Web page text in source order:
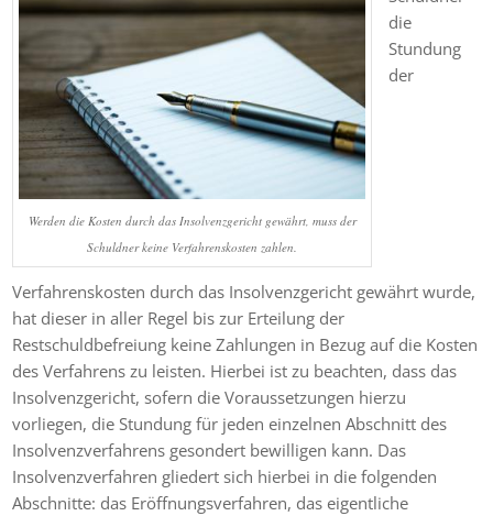
Werden die Kosten durch das Insolvenzgericht gewährt, muss der
Schuldner keine Verfahrenskosten zahlen.
die
Stundung
der
Verfahrenskosten durch das Insolvenzgericht gewährt wurde,
hat dieser in aller Regel bis zur Erteilung der
Restschuldbefreiung keine Zahlungen in Bezug auf die Kosten
des Verfahrens zu leisten. Hierbei ist zu beachten, dass das
Insolvenzgericht, sofern die Voraussetzungen hierzu
vorliegen, die Stundung für jeden einzelnen Abschnitt des
Insolvenzverfahrens gesondert bewilligen kann. Das
Insolvenzverfahren gliedert sich hierbei in die folgenden
Abschnitte: das Eröffnungsverfahren, das eigentliche